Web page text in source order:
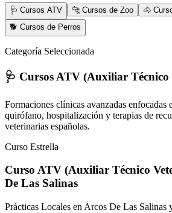
🩺 Cursos ATV 🐆 Cursos de Zoo
🐴
🐕 Cursos de Perros
Categoría Seleccionada
🩺 Cursos ATV (Auxiliar
Formaciones clínicas avanzadas enfocadas
quirófano, hospitalización y terapias de
veterinarias españolas.
Curso Estrella
Curso ATV (Auxiliar Técnico
De Las Salinas
Prácticas Locales en Arcos De Las Salinas